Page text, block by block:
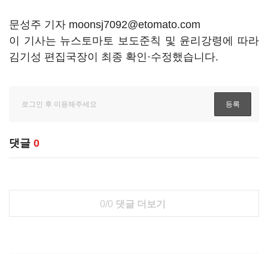
문성주 기자 moonsj7092@etomato.com
이 기사는 뉴스토마토 보도준칙 및 윤리강령에 따라
김기성 편집국장이 최종 확인·수정했습니다.
댓글 0
0/0 댓글 더보기